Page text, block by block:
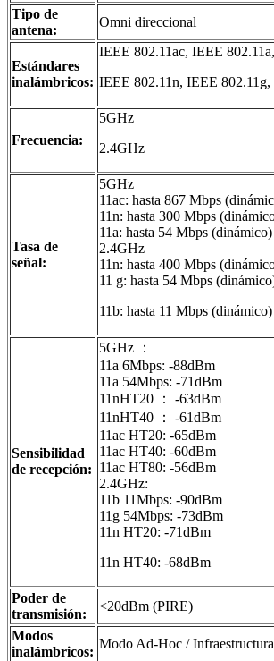
Tipo de
antena:
Omni direccional
Estándares
inalámbricos:
IEEE 802.11ac, IEEE 802.11a,
IEEE 802.11n, IEEE
Frecuencia:
5GHz
2.4GHz
Tasa de
señal:
5GHz
11ac: hasta 867 Mbps
11n: hasta 300 Mbps
11a: hasta 54 Mbps (dinámico)
2.4GHz
11n: hasta 400 Mbps
11 g: hasta 54 Mbps
11b: hasta 11 Mbps (dinámico)
Sensibilidad
de recepción:
5GHz ：
11a 6Mbps: -88dBm
11a 54Mbps: -71dBm
11nHT20 ： -63dBm
11nHT40 ： -61dBm
11ac HT20: -65dBm
11ac HT40: -60dBm
11ac HT80: -56dBm
2.4GHz:
11b 11Mbps: -90dBm
11g 54Mbps: -73dBm
11n HT20: -71dBm
11n HT40: -68dBm
Poder de
transmisión:
<20dBm (PIRE)
Modos
inalámbricos:
Modo Ad-Hoc / Infraestructura